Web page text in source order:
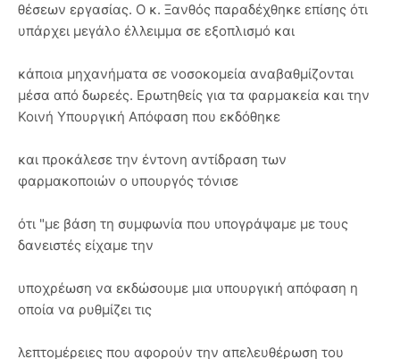
θέσεων εργασίας. Ο κ. Ξανθός παραδέχθηκε επίσης ότι
υπάρχει μεγάλο έλλειμμα σε εξοπλισμό και
κάποια μηχανήματα σε νοσοκομεία αναβαθμίζονται
μέσα από δωρεές. Ερωτηθείς για τα φαρμακεία και την
Κοινή Υπουργική Απόφαση που εκδόθηκε
και προκάλεσε την έντονη αντίδραση των
φαρμακοποιών ο υπουργός τόνισε
ότι "με βάση τη συμφωνία που υπογράψαμε με τους
δανειστές είχαμε την
υποχρέωση να εκδώσουμε μια υπουργική απόφαση η
οποία να ρυθμίζει τις
λεπτομέρειες που αφορούν την απελευθέρωση του